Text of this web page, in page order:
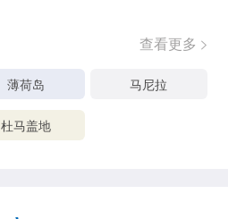
查看更多
薄荷岛 马尼拉
杜马盖地